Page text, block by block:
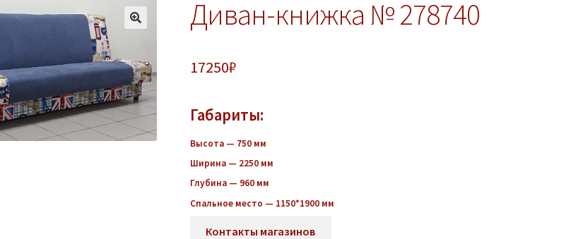
Диван-книжка № 278740
17250₽
Габариты:
Высота — 750 мм
Ширина — 2250 мм
Глубина — 960 мм
Спальное место — 1150*1900 мм
Контакты магазинов